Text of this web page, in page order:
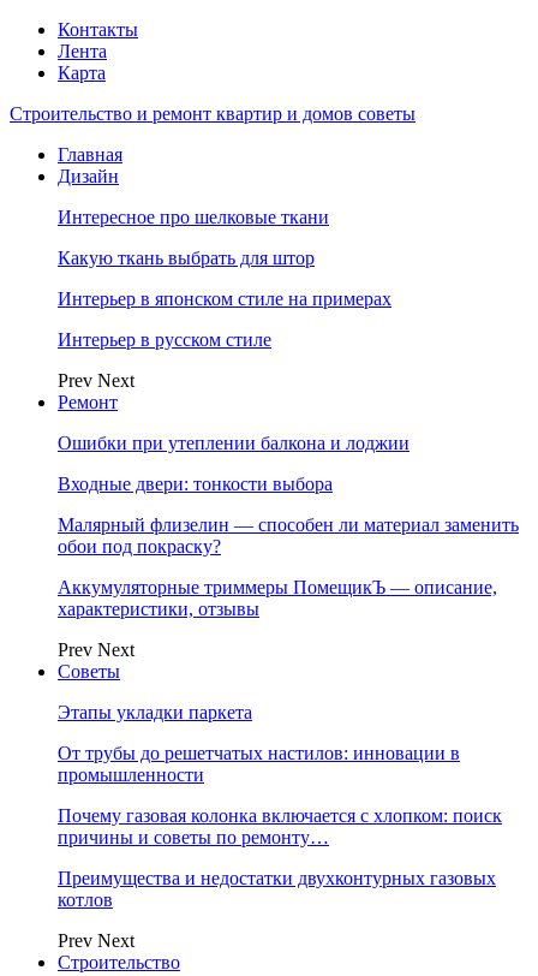
Контакты
Лента
Карта
Строительство и ремонт квартир и домов советы
Главная
Дизайн
Интересное про шелковые ткани
Какую ткань выбрать для штор
Интерьер в японском стиле на примерах
Интерьер в русском стиле
Prev Next
Ремонт
Ошибки при утеплении балкона и лоджии
Входные двери: тонкости выбора
Малярный флизелин — способен ли материал заменить
обои под покраску?
Аккумуляторные триммеры ПомещикЪ — описание,
характеристики, отзывы
Prev Next
Советы
Этапы укладки паркета
От трубы до решетчатых настилов: инновации в
промышленности
Почему газовая колонка включается с хлопком: поиск
причины и советы по ремонту…
Преимущества и недостатки двухконтурных газовых
котлов
Prev Next
Строительство